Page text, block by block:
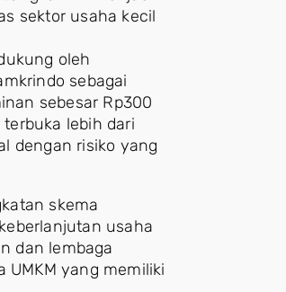
sektor usaha kecil
oleh
sebagai
sebesar Rp300
lebih dari
dengan risiko yang
skema
usaha
dan lembaga
yang memiliki